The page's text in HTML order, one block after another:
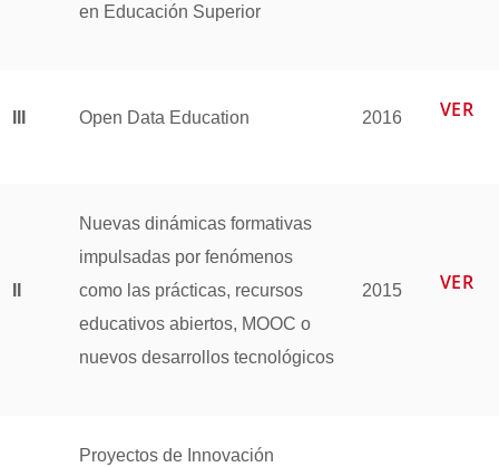
en Educación Superior
Open Data Education 2016 VER
Nuevas dinámicas formativas
impulsadas por fenómenos
como las prácticas, recursos
educativos abiertos, MOOC o
nuevos desarrollos tecnológicos
2015 VER
Proyectos de Innovación